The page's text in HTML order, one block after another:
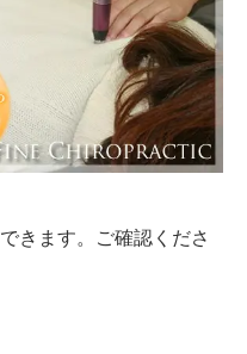
できます。ご確認くださ